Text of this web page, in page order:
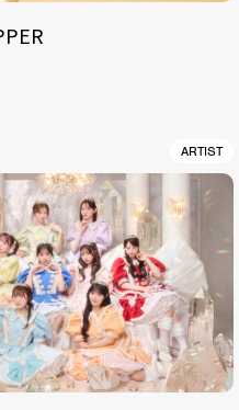
ARTIST